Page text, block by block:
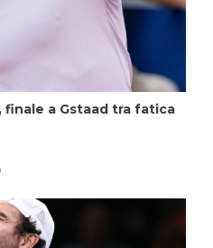
a Gstaad tra fatica